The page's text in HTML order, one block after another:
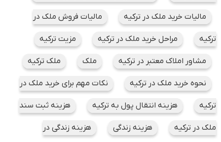
مالیات خرید ملک در ترکیه مالیات فروش ملک در
ترکیه مراحل خرید ملک در ترکیه مزیت ترکیه
مشاور املاک معتبر در ترکیه ملک ملک ترکیه
نحوه خرید ملک در ترکیه نکات مهم برای خرید ملک در
ترکیه هزینه انتقال پول به ترکیه هزینه ثبت سند
ملک در ترکیه هزینه زندگی هزینه زندگی در